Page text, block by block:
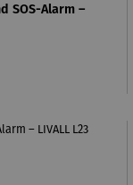
SOS-Alarm –